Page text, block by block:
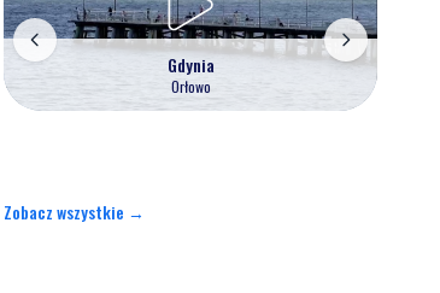
Gdynia
Orłowo
Zobacz wszystkie →